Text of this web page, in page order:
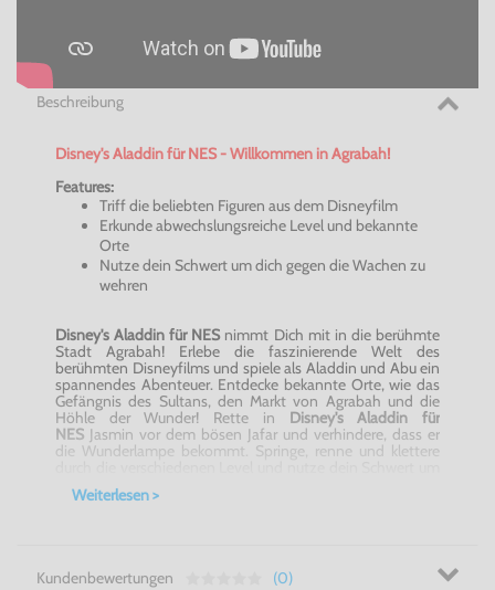
Beschreibung
Disney'sAladdinfür NES - Willkommen inAgrabah!
Features:
Triff die beliebten Figuren aus dem Disneyfilm
Erkunde abwechslungsreiche Level und bekannte
Orte
Nutze dein Schwert um dich gegen die Wachen zu
wehren
Disney'sAladdin für NES nimmt Dich mit in die berühmte
Stadt Agrabah! Erlebe die faszinierende Welt des
berühmten Disneyfilms und spiele als Aladdin und Abu ein
spannendes Abenteuer. Entdecke bekannte Orte, wie das
Gefängnis des Sultans, den Markt von Agrabah und die
Höhle der Wunder! Rette in Disney'sAladdin für
NES Jasmin vor dem bösen Jafar und verhindere, dass er
die Wunderlampe bekommt. Springe, renne und klettere
dir den Weg freizumachen.
NESnimmt Dich mit in den beliebten Disneyfilm!
Weiterlesen >
Kundenbewertungen (0)